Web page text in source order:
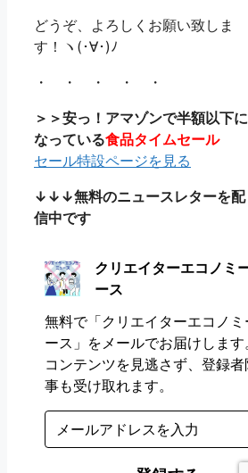
どうぞ、よろしくお願い致しま
す！ヽ(･∀･)ﾉ
・ ・ ・ ・ ・
＞＞安っ！アマゾンで半額以下に
なっている食品タイムセール
セール特設ページを見る
↓↓↓無料のニュースレターを配
信中です